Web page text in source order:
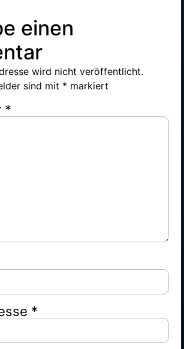
einen
wird nicht veröffentlicht.
sind mit * markiert
*
*